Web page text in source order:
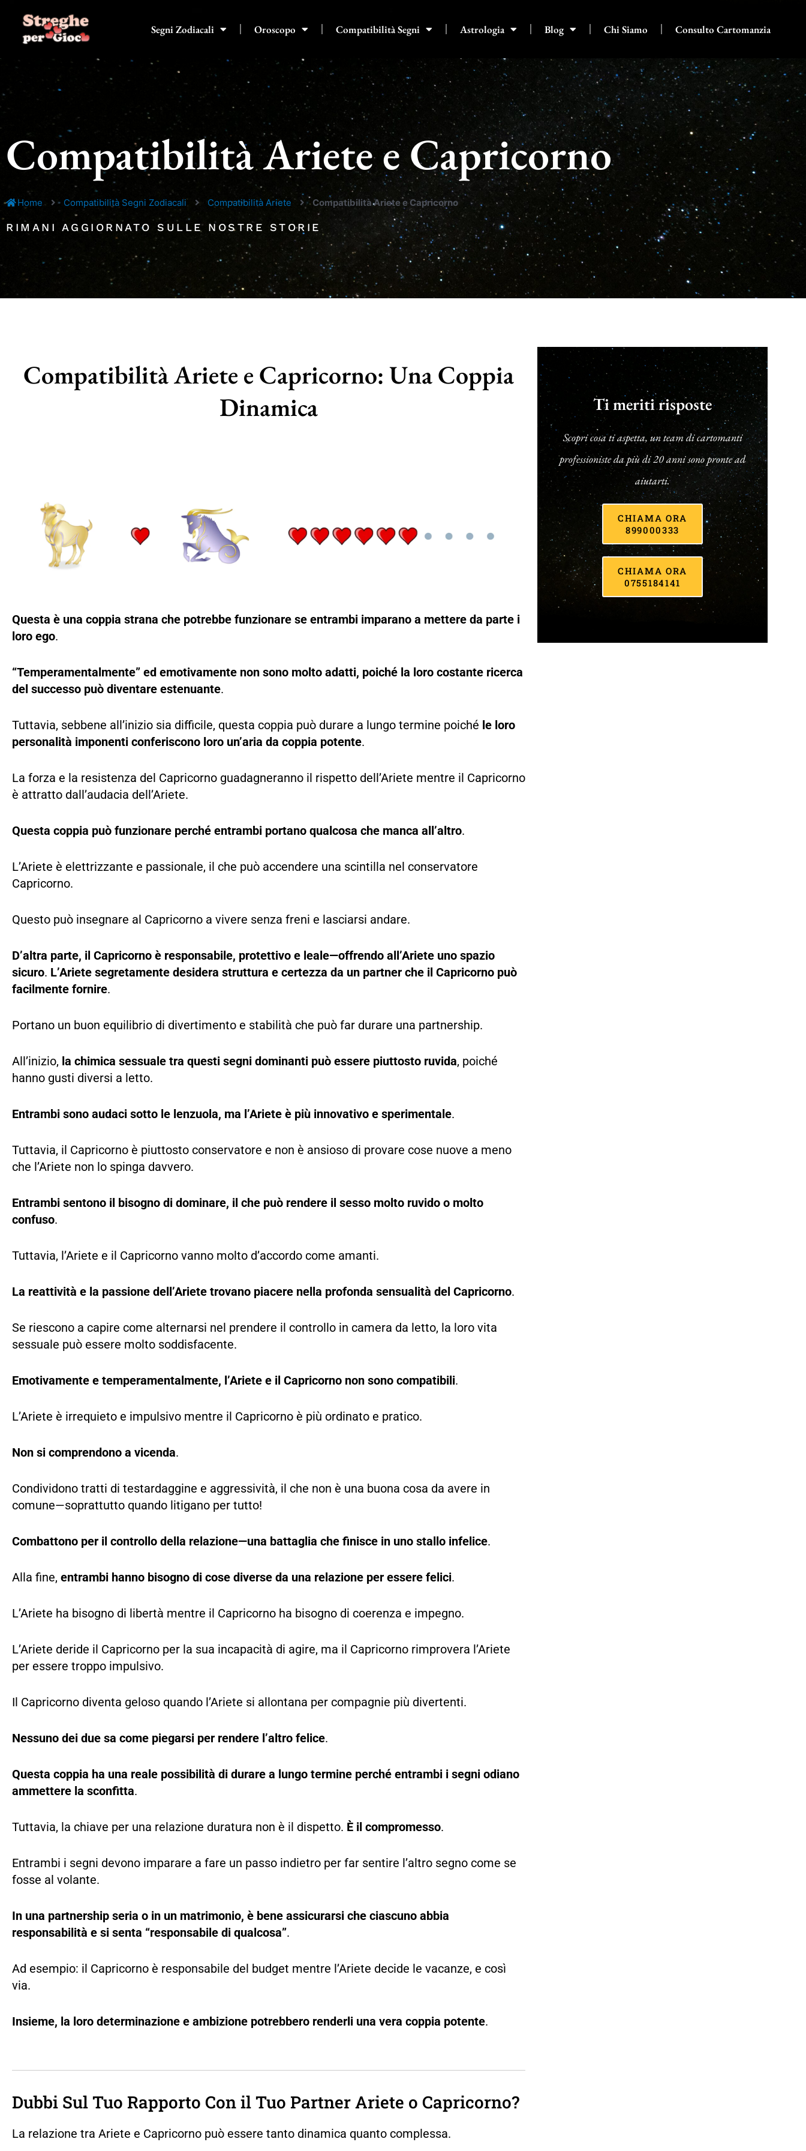
contenuto
Segni Zodiacali Oroscopo Compatibilità Segni Astrologia Blog Chi Siamo Consulto Cartomanzia
Compatibilità Ariete e Capricorno
Home Compatibilità Segni Zodiacali Compatibilità Ariete Compatibilità Ariete e Capricorno
RIMANI AGGIORNATO SULLE NOSTRE STORIE
Compatibilità Ariete e Capricorno: Una Coppia
Dinamica
Questa è una coppia strana che potrebbe funzionare se entrambi imparano a mettere da parte i
loro ego.
“Temperamentalmente” ed emotivamente non sono molto adatti, poiché la loro costante ricerca
del successo può diventare estenuante.
Tuttavia, sebbene all’inizio sia difficile, questa coppia può durare a lungo termine poiché le loro
personalità imponenti conferiscono loro un’aria da coppia potente.
La forza e la resistenza del Capricorno guadagneranno il rispetto dell’Ariete mentre il Capricorno
è attratto dall’audacia dell’Ariete.
Questa coppia può funzionare perché entrambi portano qualcosa che manca all’altro.
L’Ariete è elettrizzante e passionale, il che può accendere una scintilla nel conservatore
Capricorno.
Questo può insegnare al Capricorno a vivere senza freni e lasciarsi andare.
D’altra parte, il Capricorno è responsabile, protettivo e leale—offrendo all’Ariete uno spazio
sicuro. L’Ariete segretamente desidera struttura e certezza da un partner che il Capricorno può
facilmente fornire.
Portano un buon equilibrio di divertimento e stabilità che può far durare una partnership.
All’inizio, la chimica sessuale tra questi segni dominanti può essere piuttosto ruvida, poiché
hanno gusti diversi a letto.
Entrambi sono audaci sotto le lenzuola, ma l’Ariete è più innovativo e sperimentale.
Tuttavia, il Capricorno è piuttosto conservatore e non è ansioso di provare cose nuove a meno
che l’Ariete non lo spinga davvero.
Entrambi sentono il bisogno di dominare, il che può rendere il sesso molto ruvido o molto
confuso.
Tuttavia, l’Ariete e il Capricorno vanno molto d’accordo come amanti.
La reattività e la passione dell’Ariete trovano piacere nella profonda sensualità del Capricorno.
Se riescono a capire come alternarsi nel prendere il controllo in camera da letto, la loro vita
sessuale può essere molto soddisfacente.
Emotivamente e temperamentalmente, l’Ariete e il Capricorno non sono compatibili.
L’Ariete è irrequieto e impulsivo mentre il Capricorno è più ordinato e pratico.
Non si comprendono a vicenda.
Condividono tratti di testardaggine e aggressività, il che non è una buona cosa da avere in
comune—soprattutto quando litigano per tutto!
Combattono per il controllo della relazione—una battaglia che finisce in uno stallo infelice.
Alla fine, entrambi hanno bisogno di cose diverse da una relazione per essere felici.
L’Ariete ha bisogno di libertà mentre il Capricorno ha bisogno di coerenza e impegno.
L’Ariete deride il Capricorno per la sua incapacità di agire, ma il Capricorno rimprovera l’Ariete
per essere troppo impulsivo.
Il Capricorno diventa geloso quando l’Ariete si allontana per compagnie più divertenti.
Nessuno dei due sa come piegarsi per rendere l’altro felice.
Questa coppia ha una reale possibilità di durare a lungo termine perché entrambi i segni odiano
ammettere la sconfitta.
Tuttavia, la chiave per una relazione duratura non è il dispetto. È il compromesso.
Entrambi i segni devono imparare a fare un passo indietro per far sentire l’altro segno come se
fosse al volante.
In una partnership seria o in un matrimonio, è bene assicurarsi che ciascuno abbia
responsabilità e si senta “responsabile di qualcosa”.
Ad esempio: il Capricorno è responsabile del budget mentre l’Ariete decide le vacanze, e così
via.
Insieme, la loro determinazione e ambizione potrebbero renderli una vera coppia potente.
Dubbi Sul Tuo Rapporto Con il Tuo Partner Ariete o Capricorno?
La relazione tra Ariete e Capricorno può essere tanto dinamica quanto complessa.
Ti meriti risposte
Scopri cosa ti aspetta, un team di cartomanti
professioniste da più di 20 anni sono pronte ad
aiutarti.
CHIAMA ORA
899000333
CHIAMA ORA
0755184141